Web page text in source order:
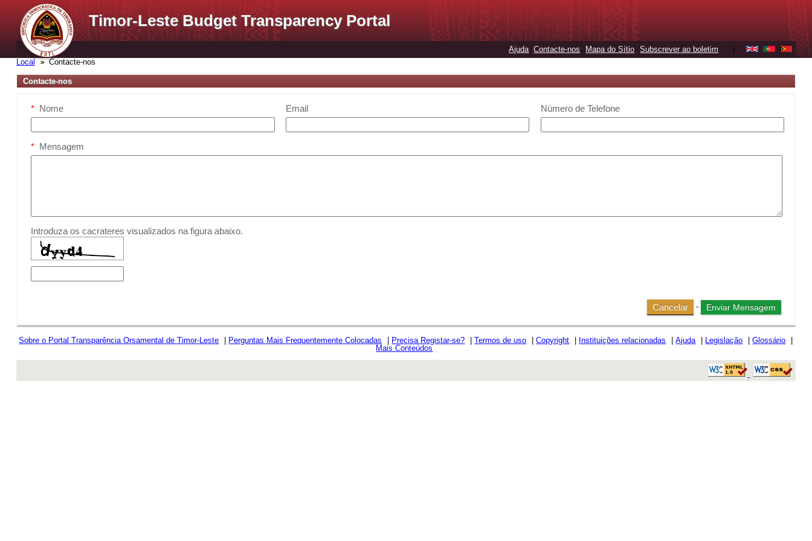
Timor-Leste Budget Transparency Portal
Ajuda Contacte-nos Mapa do Sítio Subscrever ao boletim
Local Contacte-nos
Contacte-nos
* Nome Email Número de Telefone
* Mensagem
Introduza os cacrateres visualizados na figura abaixo.
Cancelar -
Sobre o Portal Transparência Orsamental de Timor-Leste | Perguntas Mais Frequentemente Colocadas | Precisa Registar-se? |Termos de uso |Copyright | Instituições relacionadas |Ajuda | Legislação |Glossário
|
Mais Conteúdos